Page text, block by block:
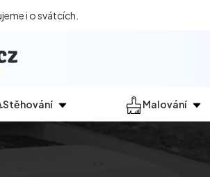
i o svátcích.
Stěhování Malování